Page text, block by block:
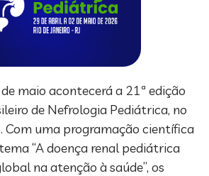
maio acontecerá a 21ª edição
de Nefrologia Pediátrica, no
Com uma programação científica
“A doença renal pediátrica
na atenção à saúde”, os